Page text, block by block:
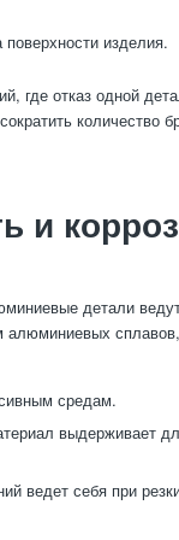
изделия.
где отказ одной
количество
и
детали
алюминиевых
средам.
выдерживает
ведет себя при